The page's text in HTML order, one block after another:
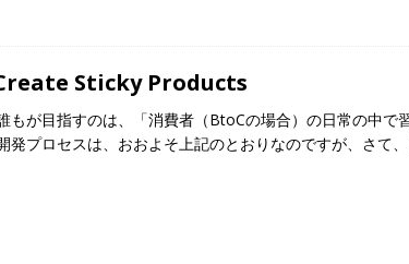
Sticky Products
が目指すのは、「消費者（BtoCの場合）の日常の中で
プロセスは、おおよそ上記のとおりなのですが、さて